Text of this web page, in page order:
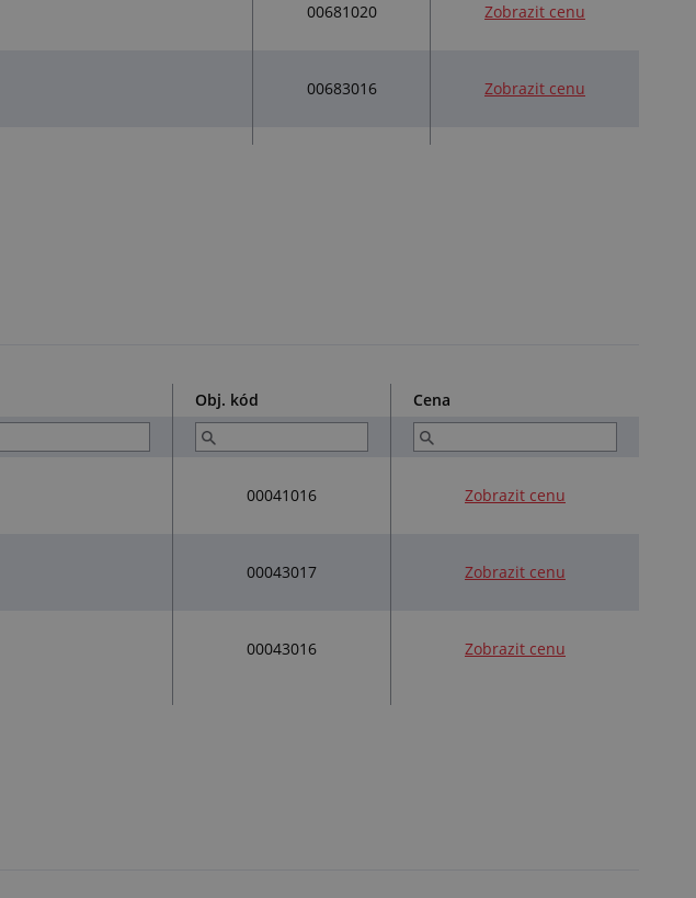
00681020 Zobrazit cenu
00683016 Zobrazit cenu
Obj. kód Cena
00041016 Zobrazit cenu
00043017 Zobrazit cenu
00043016 Zobrazit cenu